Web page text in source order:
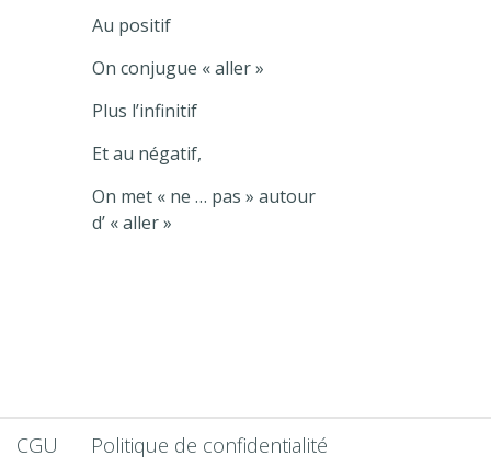
Au positif
On conjugue « aller »
Plus l’infinitif
Et au négatif,
On met « ne … pas » autour
d’ « aller »
CGU Politique de confidentialité